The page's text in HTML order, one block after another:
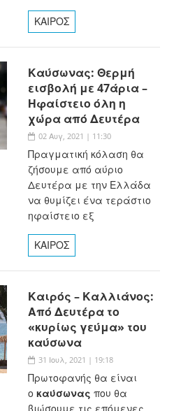
ΚΑΙΡΟΣ
Καύσωνας: Θερμή
εισβολή με 47άρια –
Ηφαίστειο όλη η
χώρα από Δευτέρα
02 Αυγ, 2021 | 11:30
Πραγματική κόλαση θα
ζήσουμε από αύριο
Δευτέρα με την Ελλάδα
να θυμίζει ένα τεράστιο
ηφαίστειο εξ
ΚΑΙΡΟΣ
Καιρός – Καλλιάνος:
Από Δευτέρα το
«κυρίως γεύμα» του
καύσωνα
31 Ιουλ, 2021 | 19:18
Πρωτοφανής θα είναι
ο καύσωνας που θα